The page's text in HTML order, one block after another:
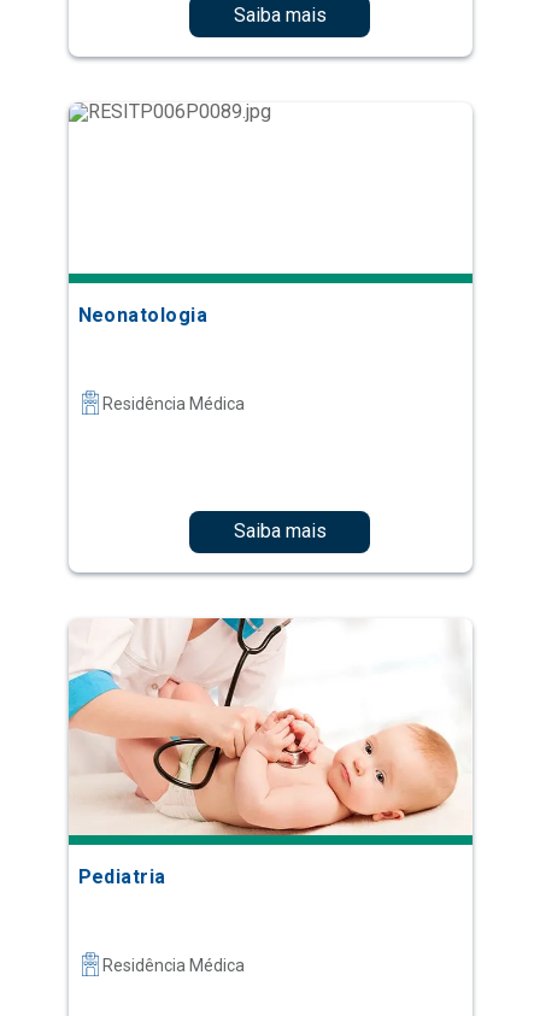
Saiba mais
Neonatologia
Residência Médica
Saiba mais
Pediatria
Residência Médica